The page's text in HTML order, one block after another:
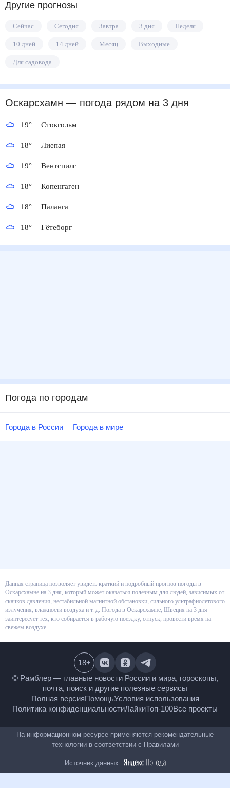
Другие прогнозы
Сейчас Сегодня Завтра 3 дня Неделя
10 дней 14 дней Месяц Выходные
Для садовода
Оскарсхамн — погода рядом на 3 дня
19° Стокгольм
18° Лиепая
19° Вентспилс
18° Копенгаген
18° Паланга
18° Гётеборг
Погода по городам
Города в России Города в мире
Данная страница позволяет увидеть краткий и подробный прогноз
погоды в Оскарсхамне на 3 дня, который может оказаться полезным для
людей, зависимых от скачков давления, нестабильной магнитной
обстановки, сильного ультрафиолетового излучения, влажности воздуха
и т. д. Погода в Оскарсхамне, Швеция на 3 дня заинтересует тех, кто
собирается в рабочую поездку, отпуск, провести время на свежем
© Рамблер — главные новости России и мира,
гороскопы, почта, поиск и другие полезные сервисы
Полная версияПомощьУсловия использования
Все проекты
18+
На информационном ресурсе применяются
рекомендательные технологии в соответствии с